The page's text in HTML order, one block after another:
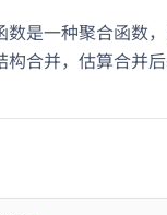
数是一种聚合函数
合并，估算合并后